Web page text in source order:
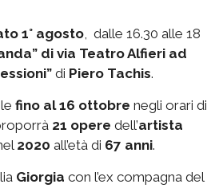
1° agosto, dalle 16.30 alle 18
di via Teatro Alfieri ad
di Piero Tachis.
fino al 16 ottobre negli orari di
21 opere dell’artista
2020 all’età di 67 anni.
Giorgia con l’ex compagna del